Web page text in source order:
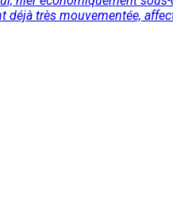
très mouvementée,